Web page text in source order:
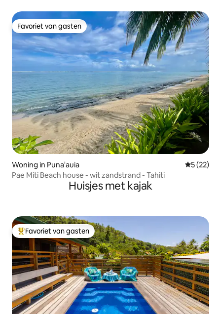
Favoriet van gasten
Favoriet van gasten
Woning in Puna'auia
5 (22)
Pae Miti Beach house - wit zandstrand - Tahiti
Huisjes met kajak
Topfavoriet van gasten
Favoriet van gasten